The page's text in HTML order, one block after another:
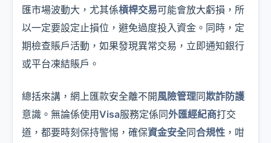
匯市場波動大，尤其係槓桿交易可能會放大虧損，所
以一定要設定止損位，避免過度投入資金。同時，定
期檢查賬戶活動，如果發現異常交易，立即通知銀行
或平台凍結賬戶。
總括來講，網上匯款安全離不開風險管理同欺詐防護
意識。無論係使用Visa服務定係同外匯經紀商打交
道，都要時刻保持警惕，確保資金安全同合規性 ，咁